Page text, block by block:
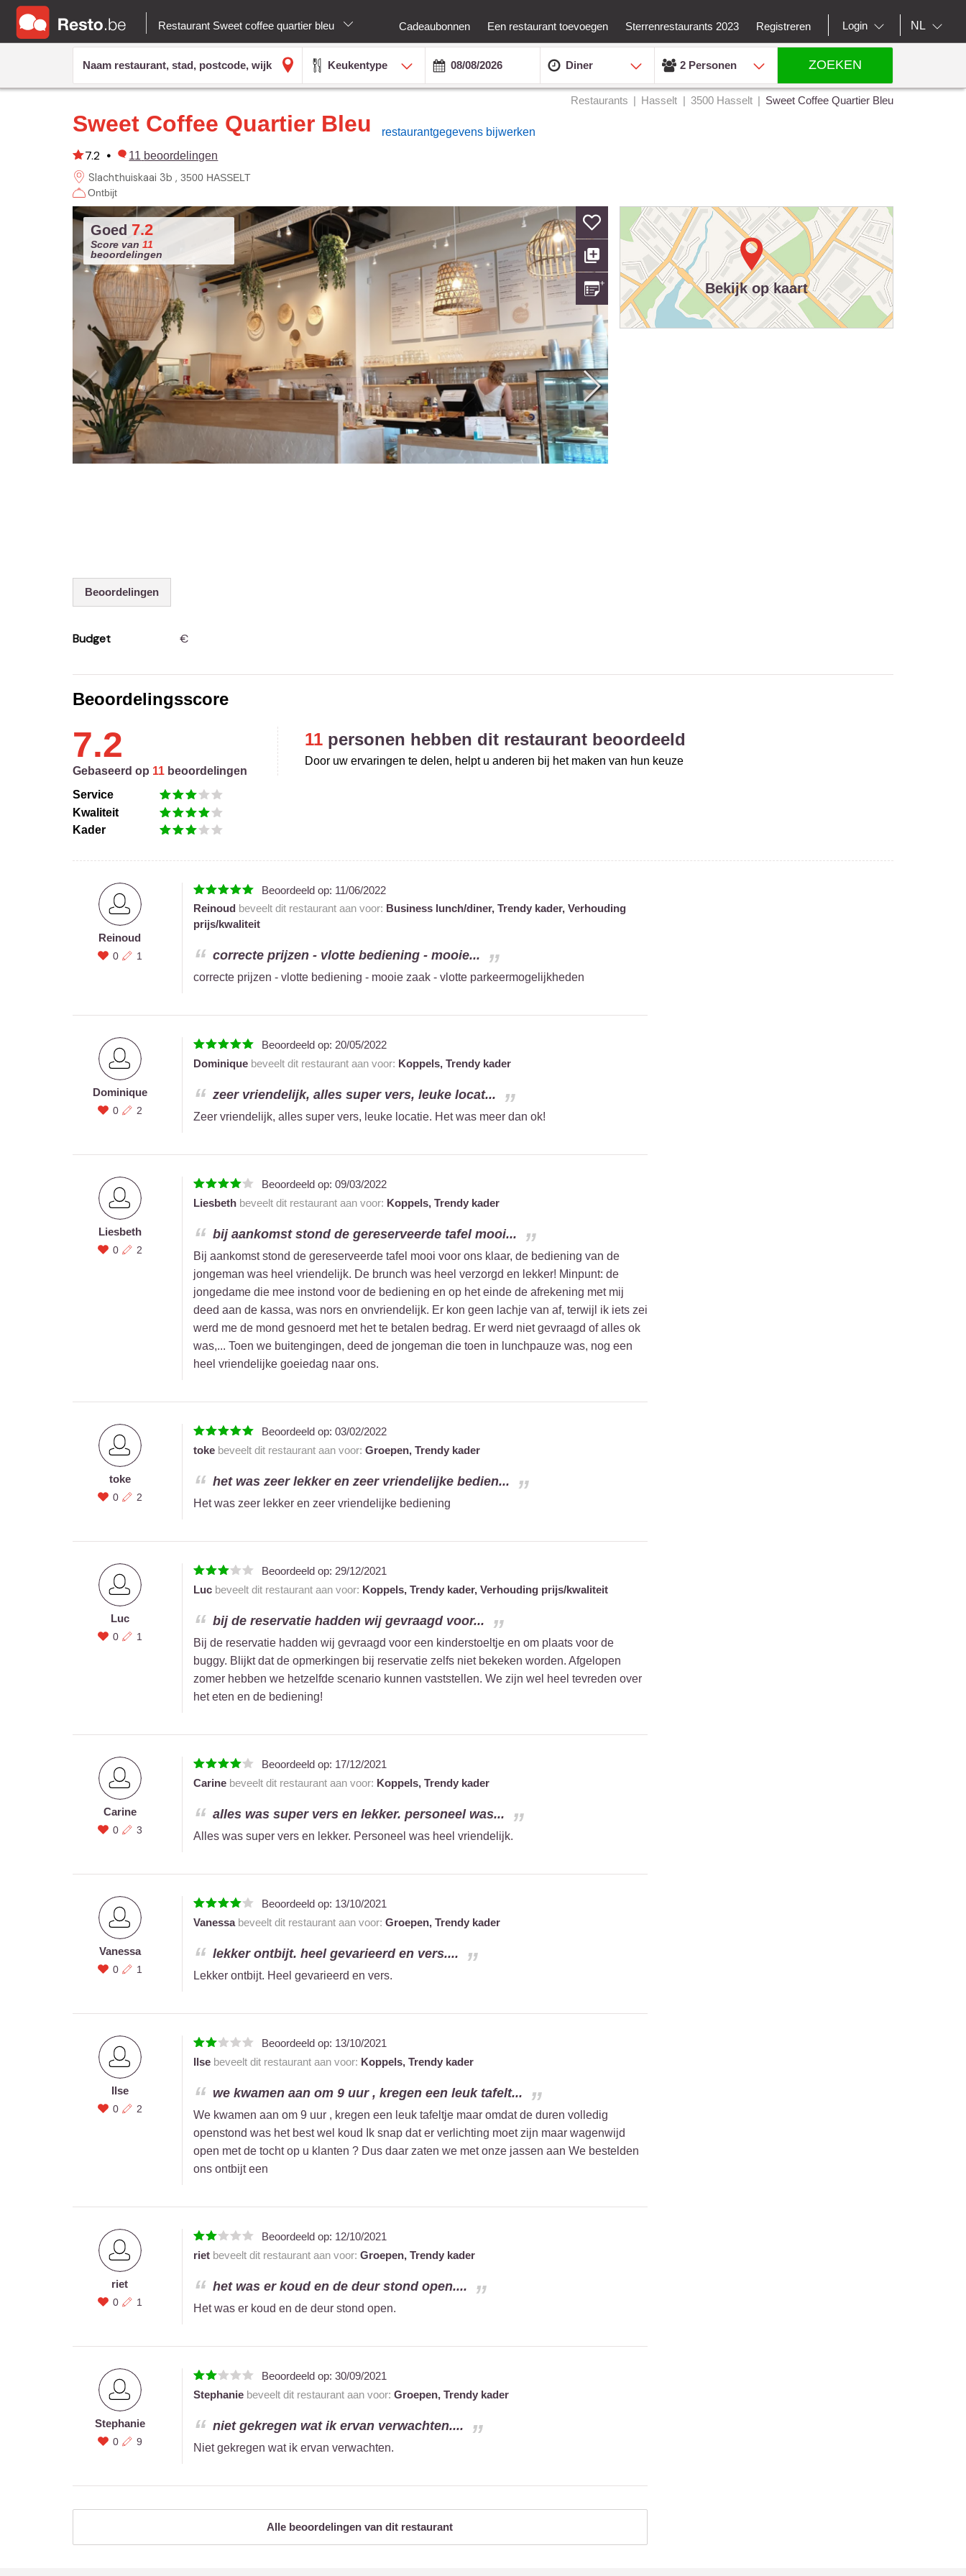
Restaurant Sweet coffee quartier bleu Cadeaubonnen Een restaurant toevoegen Sterrenrestaurants 2023 Registreren Login NL
Keukentype Diner 2 Personen ZOEKEN
Restaurants Hasselt 3500 Hasselt Sweet Coffee Quartier Bleu
Sweet Coffee Quartier Bleu restaurantgegevens bijwerken
7.2 • 11 beoordelingen
Slachthuiskaai 3b
3500 HASSELT
Ontbijt
Goed 7.2
Score van 11
beoordelingen
Beoordelingen
Budget €
Bekijk op kaart
Beoordelingsscore
7.2
Gebaseerd op 11 beoordelingen
Service
Kwaliteit
Kader
11 personen hebben dit restaurant beoordeeld
Door uw ervaringen te delen, helpt u anderen bij het maken van hun keuze
Reinoud
0 1
Beoordeeld op: 11/06/2022
Reinoud beveelt dit restaurant aan voor: Business lunch/diner, Trendy kader, Verhouding
prijs/kwaliteit
correcte prijzen - vlotte bediening - mooie...
correcte prijzen - vlotte bediening - mooie zaak - vlotte parkeermogelijkheden
Dominique
0 2
Beoordeeld op: 20/05/2022
Dominiquebeveelt dit restaurant aan voor: Koppels, Trendy kader
zeer vriendelijk, alles super vers, leuke locat...
Zeer vriendelijk, alles super vers, leuke locatie. Het was meer dan ok!
Liesbeth
0 2
Beoordeeld op: 09/03/2022
Liesbethbeveelt dit restaurant aan voor: Koppels, Trendy kader
bij aankomst stond de gereserveerde tafel mooi...
Bij aankomst stond de gereserveerde tafel mooi voor ons klaar, de bediening van de
jongeman was heel vriendelijk. De brunch was heel verzorgd en lekker! Minpunt: de
jongedame die mee instond voor de bediening en op het einde de afrekening met mij
deed aan de kassa, was nors en onvriendelijk. Er kon geen lachje van af, terwijl ik iets zei
werd me de mond gesnoerd met het te betalen bedrag. Er werd niet gevraagd of alles ok
was,... Toen we buitengingen, deed de jongeman die toen in lunchpauze was, nog een
heel vriendelijke goeiedag naar ons.
toke
0 2
Beoordeeld op: 03/02/2022
tokebeveelt dit restaurant aan voor: Groepen, Trendy kader
het was zeer lekker en zeer vriendelijke bedien...
Het was zeer lekker en zeer vriendelijke bediening
Luc
0 1
Beoordeeld op: 29/12/2021
Lucbeveelt dit restaurant aan voor: Koppels, Trendy kader, Verhouding prijs/kwaliteit
bij de reservatie hadden wij gevraagd voor...
Bij de reservatie hadden wij gevraagd voor een kinderstoeltje en om plaats voor de
buggy. Blijkt dat de opmerkingen bij reservatie zelfs niet bekeken worden. Afgelopen
zomer hebben we hetzelfde scenario kunnen vaststellen. We zijn wel heel tevreden over
het eten en de bediening!
Carine
0 3
Beoordeeld op: 17/12/2021
Carinebeveelt dit restaurant aan voor: Koppels, Trendy kader
alles was super vers en lekker. personeel was...
Alles was super vers en lekker. Personeel was heel vriendelijk.
Vanessa
0 1
Beoordeeld op: 13/10/2021
Vanessabeveelt dit restaurant aan voor: Groepen, Trendy kader
lekker ontbijt. heel gevarieerd en vers....
Lekker ontbijt. Heel gevarieerd en vers.
Ilse
0 2
Beoordeeld op: 13/10/2021
Ilsebeveelt dit restaurant aan voor: Koppels, Trendy kader
we kwamen aan om 9 uur , kregen een leuk tafelt...
We kwamen aan om 9 uur , kregen een leuk tafeltje maar omdat de duren volledig
openstond was het best wel koud Ik snap dat er verlichting moet zijn maar wagenwijd
open met de tocht op u klanten ? Dus daar zaten we met onze jassen aan We bestelden
ons ontbijt een
riet
0 1
Beoordeeld op: 12/10/2021
rietbeveelt dit restaurant aan voor: Groepen, Trendy kader
het was er koud en de deur stond open....
Het was er koud en de deur stond open.
Stephanie
0 9
Beoordeeld op: 30/09/2021
Stephaniebeveelt dit restaurant aan voor: Groepen, Trendy kader
niet gekregen wat ik ervan verwachten....
Niet gekregen wat ik ervan verwachten.
Alle beoordelingen van dit restaurant